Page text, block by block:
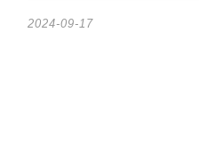
2024-09-17